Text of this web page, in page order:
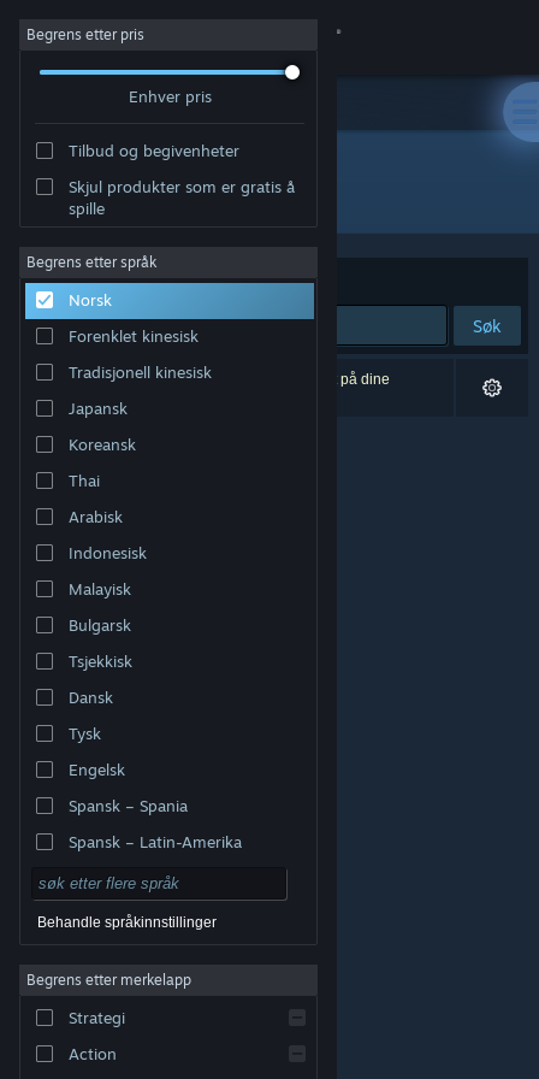
Logg inn
Om
Kundestøtte
Bytt språk
Skaff deg Steam-appen på mobil
Vis skrivebordsversjon
© Valve Corporation. Alle rettigheter reservert. Alle
Retningslinjer for personvern
Tilgjengelighet
|Steams abonnementsavtale
Refusjoner
Begrens etter pris
Enhver pris
Tilbud og begivenheter
Skjul produkter som er gratis å
spille
Begrens etter språk
Norsk
Forenklet kinesisk
Tradisjonell kinesisk
Japansk
Koreansk
Thai
Arabisk
Indonesisk
Malayisk
Bulgarsk
Tsjekkisk
Dansk
Tysk
Engelsk
Spansk – Spania
Spansk – Latin-Amerika
Behandle språkinnstillinger
Begrens etter merkelapp
Strategi
Action
Utvikler: Cody Dowell
Sorter etter Relevans
Søk
0 treff på søket. 1 produkt er blitt utelukket basert på dine
innstillinger.